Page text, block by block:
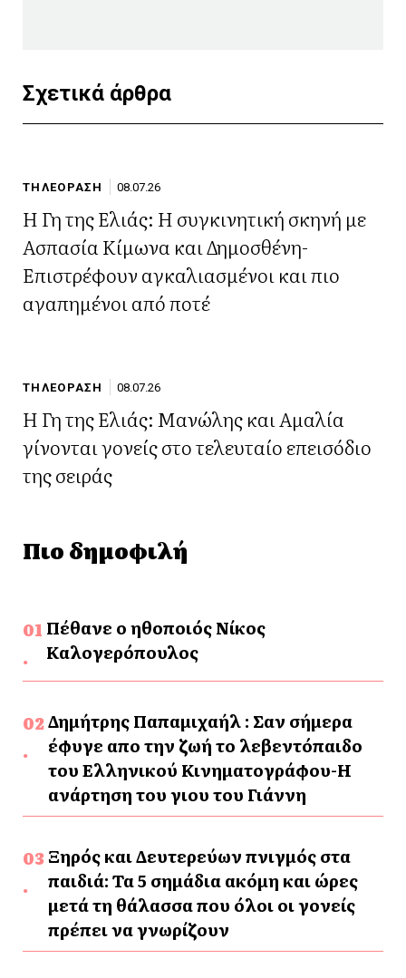
Σχετικά άρθρα
ΤΗΛΕΟΡΑΣΗ 08.07.26
Η Γη της Ελιάς: Η συγκινητική σκηνή με
Ασπασία Κίμωνα και Δημοσθένη-
Επιστρέφουν αγκαλιασμένοι και πιο
αγαπημένοι από ποτέ
ΤΗΛΕΟΡΑΣΗ 08.07.26
Η Γη της Ελιάς: Μανώλης και Αμαλία
γίνονται γονείς στο τελευταίο επεισόδιο
της σειράς
Πιο δημοφιλή
Πέθανε ο ηθοποιός Νίκος
Καλογερόπουλος
Δημήτρης Παπαμιχαήλ : Σαν σήμερα
έφυγε απο την ζωή το λεβεντόπαιδο
του Ελληνικού Κινηματογράφου-Η
ανάρτηση του γιου του Γιάννη
Ξηρός και Δευτερεύων πνιγμός στα
παιδιά: Τα 5 σημάδια ακόμη και ώρες
μετά τη θάλασσα που όλοι οι γονείς
πρέπει να γνωρίζουν